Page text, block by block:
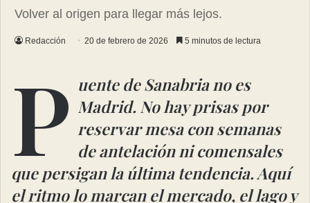
Volver al origen para llegar más lejos.
Redacción 20 de febrero de 2026 5 minutos de lectura
P uente de Sanabria no es
Madrid. No hay prisas por
reservar mesa con semanas
de antelación ni comensales
que persigan la última tendencia. Aquí
el ritmo lo marcan el mercado, el lago y